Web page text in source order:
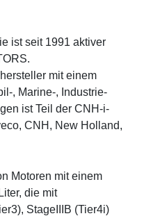
ist seit 1991 aktiver
mit einem
, Marine-, Industrie-
ist Teil der CNH-i-
CNH, New Holland,
Motoren mit einem
die mit
StageIIIB (Tier4i)